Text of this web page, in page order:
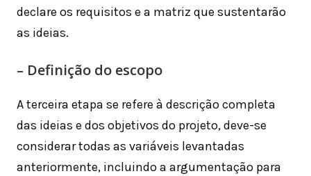
declare os requisitos e a matriz que sustentarão
as ideias.
– Definição do escopo
A terceira etapa se refere à descrição completa
das ideias e dos objetivos do projeto, deve-se
considerar todas as variáveis levantadas
anteriormente, incluindo a argumentação para